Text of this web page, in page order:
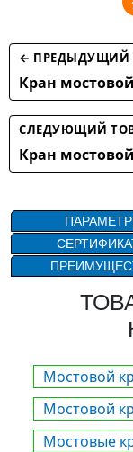
← ПРЕДЫДУЩИЙ
Кран
СЛЕДУЮЩИЙ
Кран
Мостовой
Мостовой
Мостовые